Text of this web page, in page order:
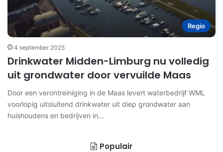
Regio
4 september 2025
Drinkwater Midden-Limburg nu volledig
uit grondwater door vervuilde Maas
Door een verontreiniging in de Maas levert waterbedrijf WML
voorlopig uitsluitend drinkwater uit diep grondwater aan
huishoudens en bedrijven in…
Populair